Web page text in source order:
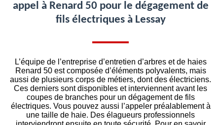
appel à Renard 50 pour le dégagement de
fils électriques à Lessay
L’équipe de l’entreprise d’entretien d’arbres et de haies
Renard 50 est composée d’éléments polyvalents, mais
aussi de plusieurs corps de métiers, dont des électriciens.
Ces derniers sont disponibles et interviennent avant les
coupes de branches pour un dégagement de fils
électriques. Vous pouvez aussi l’appeler préalablement à
une taille de haie. Des élagueurs professionnels